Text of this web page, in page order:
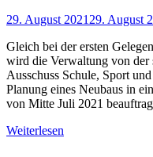
29. August 2021 29. August
Gleich bei der ersten
wird die Verwaltung von
Ausschuss Schule, Sport
Planung eines Neubaus in
von Mitte Juli 2021
Weiterlesen